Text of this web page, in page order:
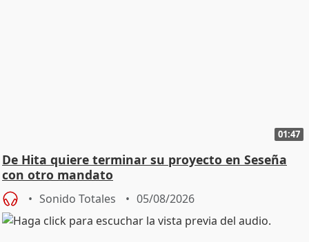
01:47
De Hita quiere terminar su proyecto en Seseña
con otro mandato
Sonido Totales 05/08/2026